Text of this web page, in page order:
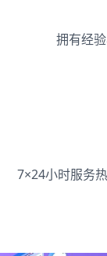
拥有经
7×24小时服务